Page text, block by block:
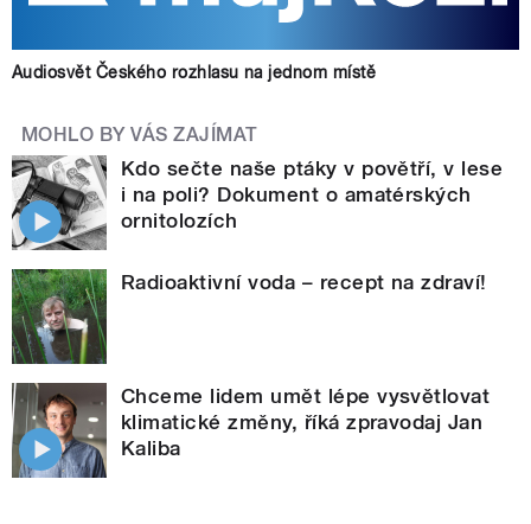
Audiosvět Českého rozhlasu na jednom místě
MOHLO BY VÁS ZAJÍMAT
Kdo sečte naše ptáky v povětří, v lese
i na poli? Dokument o amatérských
ornitolozích
Radioaktivní voda – recept na zdraví!
Chceme lidem umět lépe vysvětlovat
klimatické změny, říká zpravodaj Jan
Kaliba